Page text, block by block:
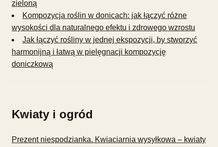
zieloną
Kompozycja roślin w donicach: jak łączyć różne
wysokości dla naturalnego efektu i zdrowego wzrostu
Jak łączyć rośliny w jednej ekspozycji, by stworzyć
harmonijną i łatwą w pielęgnacji kompozycję
doniczkową
Kwiaty i ogród
Prezent niespodzianka. Kwiaciarnia wysyłkowa – kwiaty